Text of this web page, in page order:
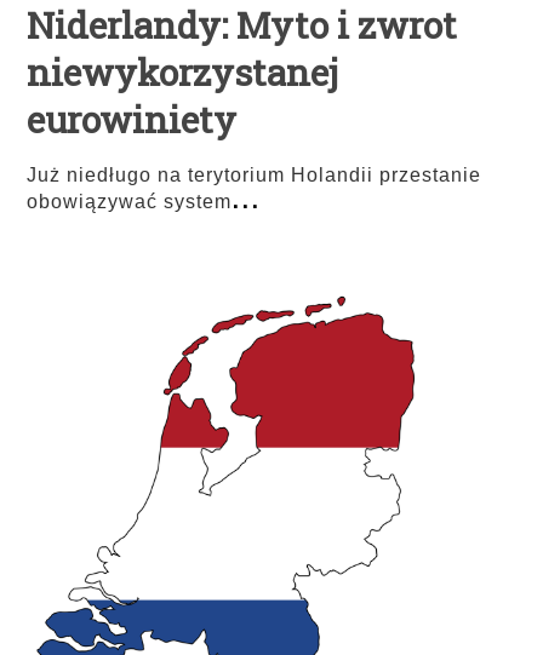
Niderlandy: Myto i zwrot
niewykorzystanej
eurowiniety
Już niedługo na terytorium Holandii przestanie
obowiązywać system...